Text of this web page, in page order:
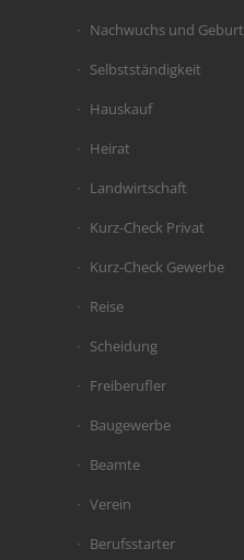
Nachwuchs und Geburt
Selbstständigkeit
Hauskauf
Heirat
Landwirtschaft
Kurz-Check Privat
Kurz-Check Gewerbe
Reise
Scheidung
Freiberufler
Baugewerbe
Beamte
Verein
Berufsstarter